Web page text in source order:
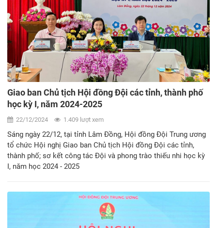
Giao ban Chủ tịch Hội đồng Đội các tỉnh, thành phố
học kỳ I, năm 2024-2025
22/12/2024 1.409 lượt xem
Sáng ngày 22/12, tại tỉnh Lâm Đồng, Hội đồng Đội Trung ương
tổ chức Hội nghị Giao ban Chủ tịch Hội đồng Đội các tỉnh,
thành phố; sơ kết công tác Đội và phong trào thiếu nhi học kỳ
I, năm học 2024 - 2025